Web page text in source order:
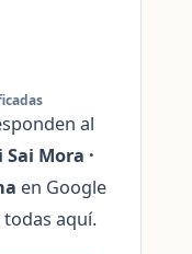
al
Sai Mora ·
en Google
todas aquí.